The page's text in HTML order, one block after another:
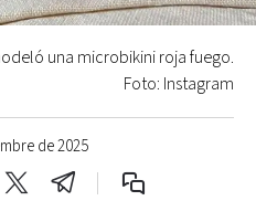
de 2025
una microbikini roja fuego.
Foto: Instagram